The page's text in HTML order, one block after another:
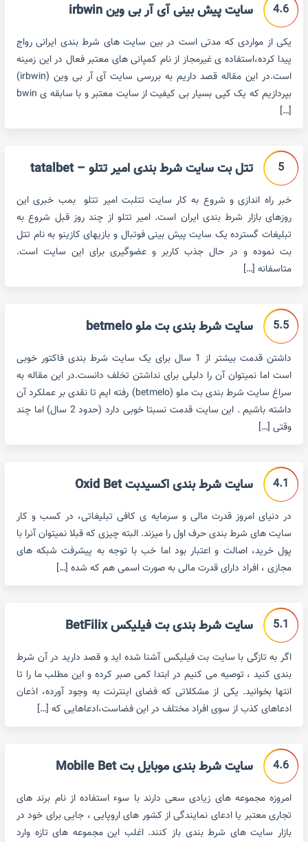
4.6 سایت پیش بینی آی آر بی وین irbwin
یکی از مواردی که مدتی است در بین سایت های شرط بندی ایرانی رواج
پیدا کرده،استفاده ی غیرمجاز از نام کمپانی های معتبر فعال در این زمینه
است.در این مقاله قصد داریم به بررسی سایت آی آر بی وین (irbwin)
بپردازیم که یک کپی بسیار بی کیفیت از سایت معتبر و با سابقه ی bwin
[…]
5 تتل بت سایت شرط بندی امیر تتلو – tatalbet
خبر راه اندازی و شروع به کار سایت تتلبت امیر تتلو بمب خبری این
روزهای بازار شرط بندی ایران است. امیر تتلو از چند روز قبل شروع به
تبلیغات گسترده یک سایت پیش بینی فوتبال و بازیهای کازینو به نام تتل
بت نموده و در حال جذب کاربر و عضوگیری برای این سایت است.
متاسفانه […]
5.5 سایت شرط بندی بت ملو betmelo
داشتن قدمت بیشتر از 1 سال برای یک سایت شرط بندی فاکتور خوبی
است اما نمیتوان آن را دلیلی برای نداشتن تخلف دانست.در این مقاله به
سراغ سایت شرط بندی بت ملو (betmelo) رفته ایم تا نقدی بر عملکرد آن
داشته باشیم . این سایت قدمت نسبتا خوبی دارد (حدود 2 سال) اما چند
وقتی […]
4.1 سایت شرط بندی اکسیدبت Oxid Bet
در دنیای امروز قدرت مالی و سرمایه ی کافی تبلیغاتی، در کسب و کار
سایت های شرط بندی حرف اول را میزند. البته چیزی که قبلا نمیتوان آنرا با
پول خرید، اصالت و اعتبار بود اما خب با توجه به پیشرفت شبکه های
مجازی ، افراد دارای قدرت مالی به صورت اسمی هم که شده […]
5.1 سایت شرط بندی بت فیلیکس BetFilix
اگر به تازگی با سایت بت فیلیکس آشنا شده اید و قصد دارید در آن شرط
بندی کنید ، توصیه می کنیم در ابتدا کمی صبر کرده و این مطلب ما را تا
انتها بخوانید. یکی از مشکلاتی که فضای اینترنت به وجود آورده، اذعان
ادعاهای کذب از سوی افراد مختلف در این فضاست،ادعاهایی که […]
4.6 سایت شرط بندی موبایل بت Mobile Bet
امروزه مجموعه های زیادی سعی دارند با سوء استفاده از نام برند های
تجاری معتبر یا ادعای نمایندگی از کشور های اروپایی ، جایی برای خود در
بازار سایت های شرط بندی باز کنند. اغلب این مجموعه های تازه وارد